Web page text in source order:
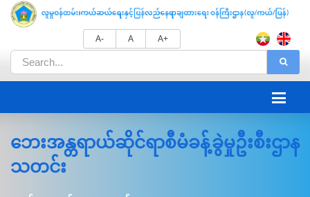
A- A A+
ဘေးအန္တရာယ်ဆိုင်ရာစီမံခန့်ခွဲမှုဦးစီးဌာန
သတင်း